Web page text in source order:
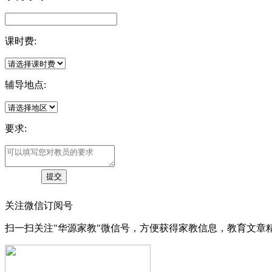
课时费:
辅导地点:
要求:
关注微信订阅号
扫一扫关注"华源家教"微信号，方便获得家教信息，教育文章